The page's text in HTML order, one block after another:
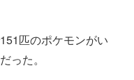
匹のポケモンがい
った。